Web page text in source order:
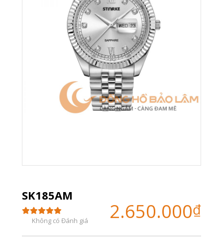
SK185AM
Không có Đánh giá 2.650.000₫